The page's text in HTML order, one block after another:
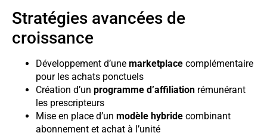
Stratégies avancées de
croissance
Développement d’une marketplace complémentaire
pour les achats ponctuels
Création d’un programme d’affiliation rémunérant
les prescripteurs
Mise en place d’un modèle hybride combinant
abonnement et achat à l’unité